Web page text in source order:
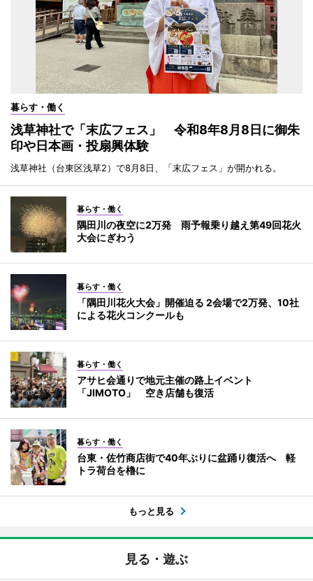
暮らす・働く
浅草神社で「末広フェス」 令和8年8月8日に御朱
印や日本画・投扇興体験
浅草神社（台東区浅草2）で8月8日、「末広フェス」が開かれる。
暮らす・働く
隅田川の夜空に2万発 雨予報乗り越え第49回花火
大会にぎわう
暮らす・働く
「隅田川花火大会」開催迫る 2会場で2万発、10社
による花火コンクールも
暮らす・働く
アサヒ会通りで地元主催の路上イベント
「JIMOTO」 空き店舗も復活
暮らす・働く
台東・佐竹商店街で40年ぶりに盆踊り復活へ 軽
トラ荷台を櫓に
もっと見る
見る・遊ぶ